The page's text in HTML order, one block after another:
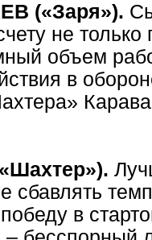
(«Заря»).
не только
объем
в
сбавлять
в